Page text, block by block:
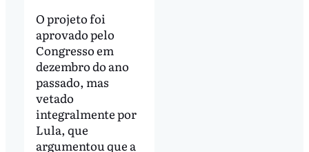
O projeto foi
aprovado pelo
Congresso em
dezembro do ano
passado, mas
vetado
integralmente por
Lula, que
argumentou que a